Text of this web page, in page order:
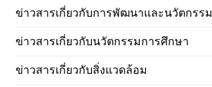
ข่าวสารเกี่ยวกับการพัฒนาและนวัตกรรม
ข่าวสารเกี่ยวกับนวัตกรรมการศึกษา
ข่าวสารเกี่ยวกับสิ่งแวดล้อม